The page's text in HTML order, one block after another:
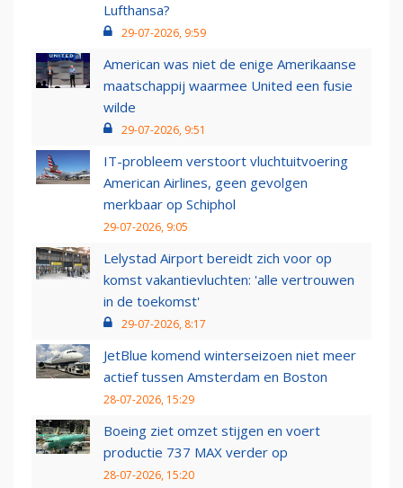
Lufthansa?
29-07-2026, 9:59
American was niet de enige Amerikaanse
maatschappij waarmee United een fusie
wilde
29-07-2026, 9:51
IT-probleem verstoort vluchtuitvoering
American Airlines, geen gevolgen
merkbaar op Schiphol
29-07-2026, 9:05
Lelystad Airport bereidt zich voor op
komst vakantievluchten: 'alle vertrouwen
in de toekomst'
29-07-2026, 8:17
JetBlue komend winterseizoen niet meer
actief tussen Amsterdam en Boston
28-07-2026, 15:29
Boeing ziet omzet stijgen en voert
productie 737 MAX verder op
28-07-2026, 15:20